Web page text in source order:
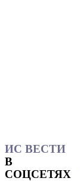
ИС ВЕСТИ
В
СОЦСЕТЯХ